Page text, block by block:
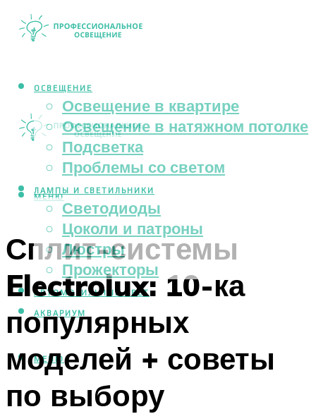
ОСВЕЩЕНИЕ
Освещение в квартире
Освещение в натяжном потолке
Подсветка
Проблемы со светом
ЛАМПЫ И СВЕТИЛЬНИКИ
Светодиоды
Цоколи и патроны
Люстры
Прожекторы
АВТОМОБИЛЬНЫЙ СВЕТ
АКВАРИУМ
МЕНЮ
МЕНЮ
Сплит-системы
Electrolux: 10-ка
популярных
моделей + советы
по выбору